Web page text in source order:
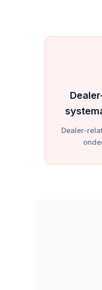
Dealer-